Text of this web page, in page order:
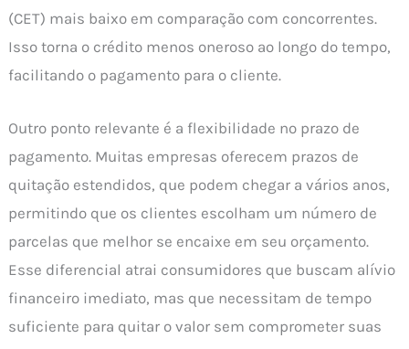
(CET) mais baixo em comparação com concorrentes.
Isso torna o crédito menos oneroso ao longo do tempo,
facilitando o pagamento para o cliente.
Outro ponto relevante é a flexibilidade no prazo de
pagamento. Muitas empresas oferecem prazos de
quitação estendidos, que podem chegar a vários anos,
permitindo que os clientes escolham um número de
parcelas que melhor se encaixe em seu orçamento.
Esse diferencial atrai consumidores que buscam alívio
financeiro imediato, mas que necessitam de tempo
suficiente para quitar o valor sem comprometer suas